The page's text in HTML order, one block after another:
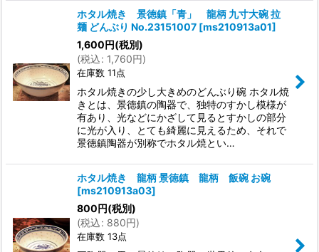
ホタル焼き 景徳鎮「青」 龍柄 九寸大碗 拉
麺 どんぶり No.23151007 [ms210913a01]
1,600円(税別)
(税込: 1,760円)
在庫数 11点
ホタル焼きの少し大きめのどんぶり碗 ホタル焼
きとは、景徳鎮の陶器で、独特のすかし模様が
有あり、光などにかざして見るとすかしの部分
に光が入り、とても綺麗に見えるため、それで
景徳鎮陶器が別称でホタル焼とい…
ホタル焼き 龍柄 景徳鎮 龍柄 飯碗 お碗
[ms210913a03]
800円(税別)
(税込: 880円)
在庫数 13点